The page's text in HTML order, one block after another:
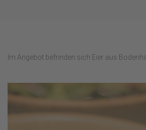
Im Angebot befrinden sich Eier aus